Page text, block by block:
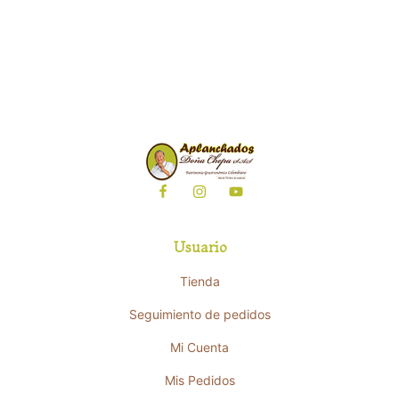
Usuario
Tienda
Seguimiento de pedidos
Mi Cuenta
Mis Pedidos